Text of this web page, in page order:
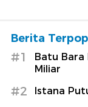
Berita
#1
Batu Bara
Miliar
#2 Istana